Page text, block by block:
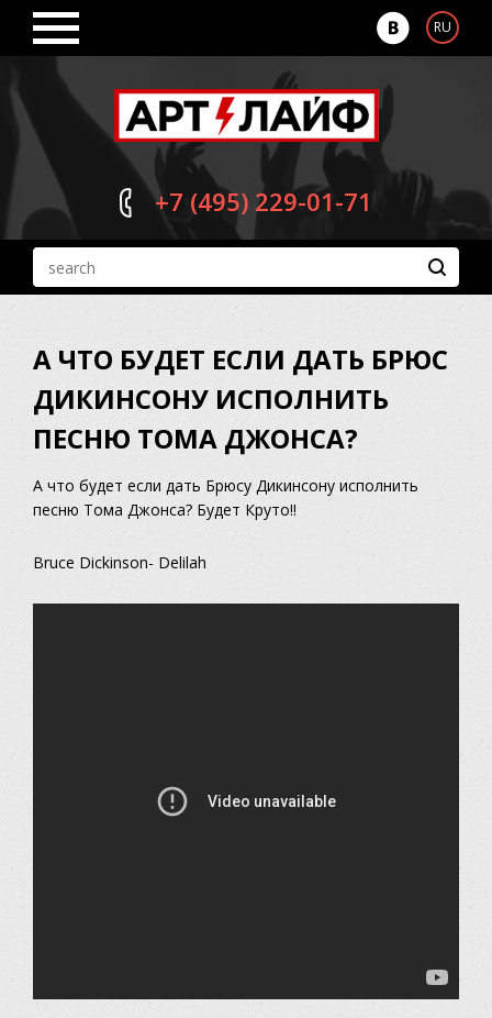
RU
+7 (495) 229-01-71
А ЧТО БУДЕТ ЕСЛИ ДАТЬ БРЮС
ДИКИНСОНУ ИСПОЛНИТЬ
ПЕСНЮ ТОМА ДЖОНСА?
А что будет если дать Брюсу Дикинсону исполнить
песню Тома Джонса? Будет Круто!!
Bruce Dickinson- Delilah